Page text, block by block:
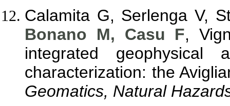
Calamita G, Serlenga V,
Bonano M, Casu F,
integrated geophysical
characterization: the
Geomatics, Natural